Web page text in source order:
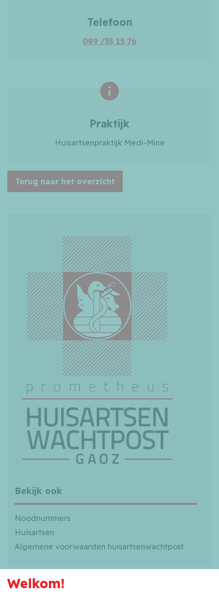
Telefoon
089 /35 15 76
Praktijk
Huisartsenpraktijk Medi-Mine
Terug naar het overzicht
Bekijk ook
Noodnummers
Huisartsen
Algemene voorwaarden huisartsenwachtpost
Welkom!